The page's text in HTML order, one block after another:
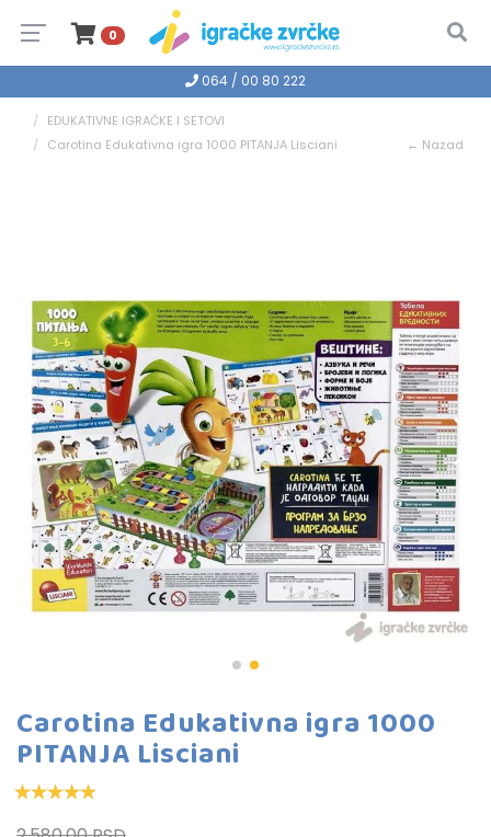
0
064 / 00 80 222
EDUKATIVNE IGRAČKE I SETOVI
Carotina Edukativna igra 1000 PITANJA Lisciani
← Nazad
Carotina Edukativna igra 1000
PITANJA Lisciani